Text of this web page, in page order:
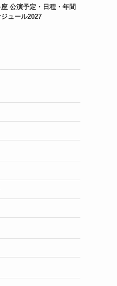
公演予定・日程・年間
ュール2027